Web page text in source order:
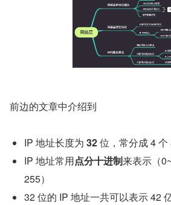
前边的文章中介绍到
IP 地址长度为 32 位，常分成 4 个
IP 地址常用点分十进制来表示（
255）
32 位的 IP 地址一共可以表示 42